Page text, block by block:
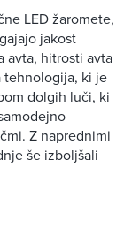
LED žaromete,
jakost
avta, hitrosti avta
tehnologija, ki je
dolgih luči, ki
Z naprednimi
še izboljšali